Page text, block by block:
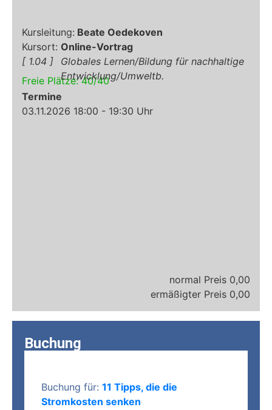
1.04
Globales Lernen/Bildung für nachhaltige
Entwicklung/Umweltb.
0,00
0,00
Termine
03.11.2026 18:00 - 19:30 Uhr
Beate Oedekoven
Online-Vortrag
Freie Plätze:40/40
Buchung
Buchung für: 11 Tipps, die die
Stromkosten senken